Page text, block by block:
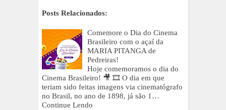
Posts Relacionados:
Comemore o Dia do Cinema
Brasileiro com o açaí da
MARIA PITANGA de
Pedreiras!
Hoje comemoramos o dia do
Cinema Brasileiro! 🎥 🎞 O dia em que
teriam sido feitas imagens via cinematógrafo
no Brasil, no ano de 1898, já são 1…
Continue Lendo